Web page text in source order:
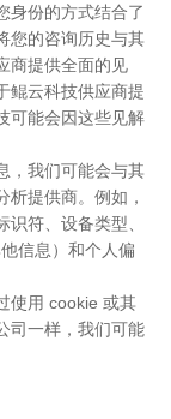
身份的方式结合了
您的咨询历史与其
商提供全面的见
鲲云科技供应商提
可能会因这些见解
，我们可能会与其
提供商。例如，
符、设备类型、
信息）和个人偏
使用 cookie 或其
司一样，我们可能